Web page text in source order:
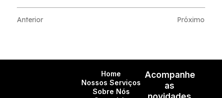
Anterior Próximo
Home
Nossos Serviços
Sobre Nós
Acompanhe
as